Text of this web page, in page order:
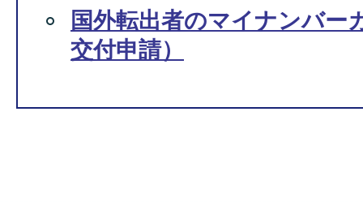
国外転出者のマイナンバー
交付申請）